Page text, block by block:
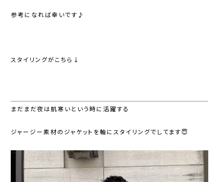
参考になれば幸いです♪
スタイリングがこちら↓
まだまだ夜は肌寒いという時に活躍する
ジャージー素材のジャケットを軸にスタイリングでしてます😇